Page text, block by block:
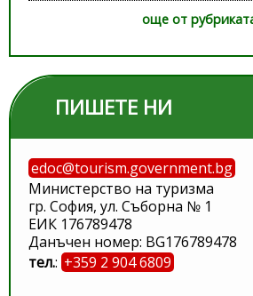
още от
ПИШЕТЕ НИ
edoc@tourism.government.bg
Министерство на туризма
гр. София, ул. Съборна № 1
ЕИК 176789478
Данъчен номер: BG176789478
тел.: +359 2 904 6809